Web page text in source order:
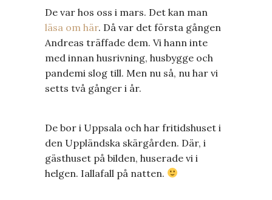
De var hos oss i mars. Det kan man
läsa om här. Då var det första gången
Andreas träffade dem. Vi hann inte
med innan husrivning, husbygge och
pandemi slog till. Men nu så, nu har vi
setts två gånger i år.
De bor i Uppsala och har fritidshuset i
den Uppländska skärgården. Där, i
gästhuset på bilden, huserade vi i
helgen. Iallafall på natten.